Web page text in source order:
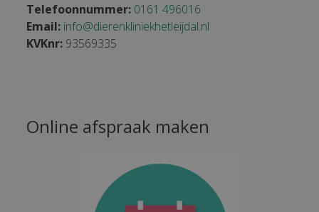
Telefoonnummer: 0161 496016
Email: info@dierenkliniekhetleijdal.nl
KVKnr: 93569335
Online afspraak maken